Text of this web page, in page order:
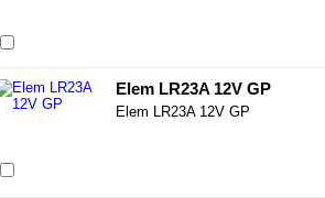
Elem LR23A 12V GP
Elem LR23A 12V GP